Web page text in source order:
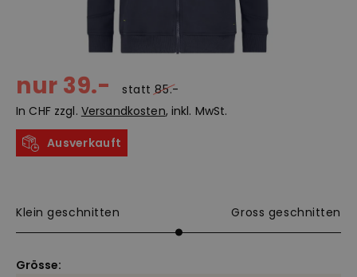
nur 39.- statt 85.-
In CHF zzgl. Versandkosten, inkl. MwSt.
Ausverkauft
Klein geschnitten Gross geschnitten
Grösse: